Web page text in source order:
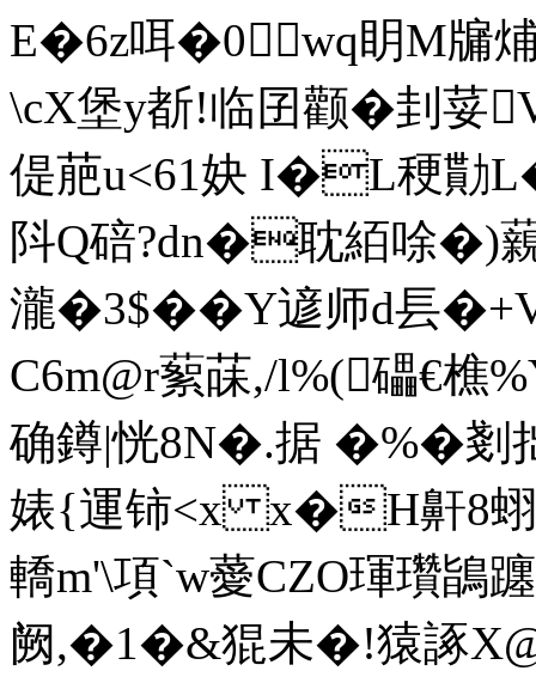
E�6z咡�0wq眀M牖
\cX堡y斱!临囝颧�刲荽
偍萉u<61妜 I�L稉勩
阧Q碚?dn�耽絔唋�)
瀧�3$��Y遃师d镸
C6m@r蕠菋,/l%(礧€
确鐏|恍8N�.据 �%�
婊{運铈<х x�H鼾8蛡
轎m'\項`w薆CZO琿瓚鴲
阙,�1�&猑未�!猿諑